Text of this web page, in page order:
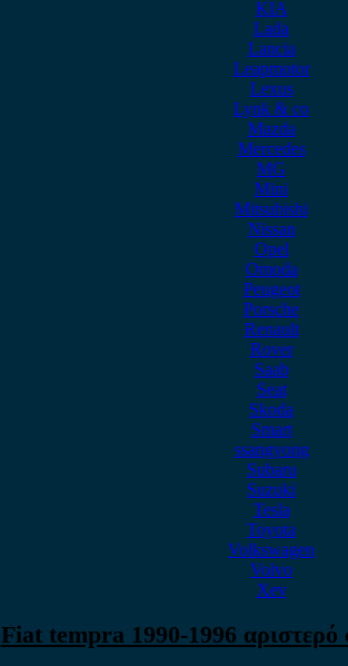
KIA
Lada
Lancia
Leapmotor
Lexus
Lynk & co
Mazda
Mercedes
MG
Mini
Mitsubishi
Nissan
Opel
Omoda
Peugeot
Porsche
Renault
Rover
Saab
Seat
Skoda
Smart
ssangyong
Subaru
Suzuki
Tesla
Toyota
Volkswagen
Volvo
Xev
Fiat tempra 1990-1996 αριστερό